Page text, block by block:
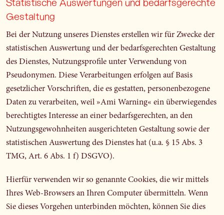
Statistische Auswertungen und bedarfsgerechte
Gestaltung
Bei der Nutzung unseres Dienstes erstellen wir für Zwecke der
statistischen Auswertung und der bedarfsgerechten Gestaltung
des Dienstes, Nutzungsprofile unter Verwendung von
Pseudonymen. Diese Verarbeitungen erfolgen auf Basis
gesetzlicher Vorschriften, die es gestatten, personenbezogene
Daten zu verarbeiten, weil »Ami Warning« ein überwiegendes
berechtigtes Interesse an einer bedarfsgerechten, an den
Nutzungsgewohnheiten ausgerichteten Gestaltung sowie der
statistischen Auswertung des Dienstes hat (u.a. § 15 Abs. 3
TMG, Art. 6 Abs. 1 f) DSGVO).
Hierfür verwenden wir so genannte Cookies, die wir mittels
Ihres Web-Browsers an Ihren Computer übermitteln. Wenn
Sie dieses Vorgehen unterbinden möchten, können Sie dies